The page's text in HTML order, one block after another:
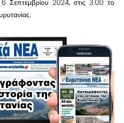
Σεπτεμβρίου 2024, στις 3:00 το